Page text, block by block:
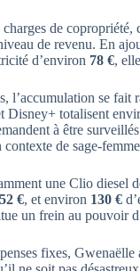
de
de revenu. En
d’environ 78 €,
l’accumulation se
Disney+ totalisent
à être
de sage-
une Clio diesel
52 €, et environ 130 €
un frein au pouvoir
fixes,